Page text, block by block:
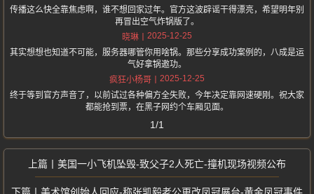
传播这么快全靠焦虑啊，谁不想回家过年。官方这波辟谣干得漂亮，希望明年别
再冒出空气炸锅版了。
晓琳
2025-12-25
其实想想也知道不可能，服务器哪管你用啥锅。那些分享成功案例的，八成是运
气好拿锅邀功。
疯狂小杨哥
2025-12-25
终于等到官方声音了，以前试过各种偏方全失败，今年决定靠网速硬刚。祝大家
都能抢到票，在黑子网约个车厢见面。
1/1
美国一小飞机坠毁-致父子2人死亡-撞机现场视频公布